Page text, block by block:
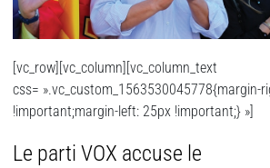
[vc_row][vc_column][vc_column_text
css= ».vc_custom_1563530045778{margin-
!important;margin-left: 25px !important;} »]
Le parti VOX accuse le